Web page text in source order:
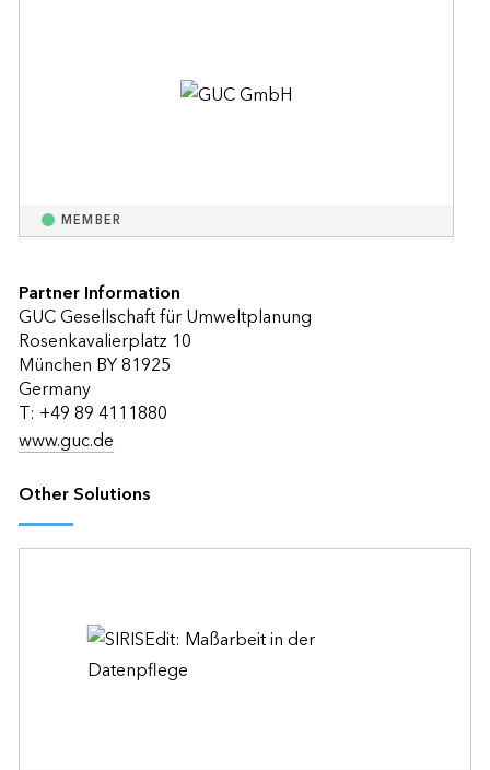
MEMBER
Partner Information
GUC Gesellschaft für Umweltplanung
Rosenkavalierplatz 10
München BY 81925
Germany
T: +49 89 4111880
www.guc.de
Other Solutions